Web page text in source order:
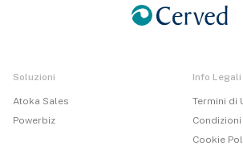
Soluzioni
Atoka Sales
Powerbiz
Info Legali
Termini di
Cookie